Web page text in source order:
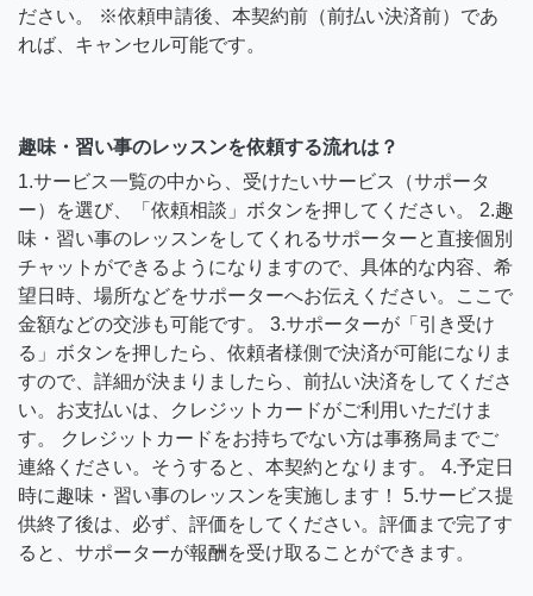
ださい。 ※依頼申請後、本契約前（前払い決済前）であ
れば、キャンセル可能です。
趣味・習い事のレッスンを依頼する流れは？
1.サービス一覧の中から、受けたいサービス（サポータ
ー）を選び、「依頼相談」ボタンを押してください。 2.趣
味・習い事のレッスンをしてくれるサポーターと直接個別
チャットができるようになりますので、具体的な内容、希
望日時、場所などをサポーターへお伝えください。ここで
金額などの交渉も可能です。 3.サポーターが「引き受け
る」ボタンを押したら、依頼者様側で決済が可能になりま
すので、詳細が決まりましたら、前払い決済をしてくださ
い。お支払いは、クレジットカードがご利用いただけま
す。 クレジットカードをお持ちでない方は事務局までご
連絡ください。そうすると、本契約となります。 4.予定日
時に趣味・習い事のレッスンを実施します！ 5.サービス提
供終了後は、必ず、評価をしてください。評価まで完了す
ると、サポーターが報酬を受け取ることができます。